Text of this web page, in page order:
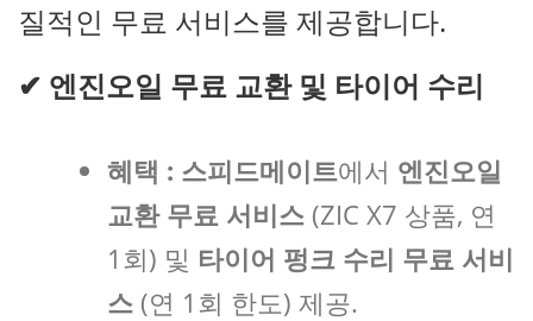
질적인 무료 서비스를 제공합니다.
✔ 엔진오일 무료 교환 및 타이어 수리
혜택 : 스피드메이트에서 엔진오일
교환 무료 서비스 (ZIC X7 상품, 연
1회) 및 타이어 펑크 수리 무료 서비
스 (연 1회 한도) 제공.